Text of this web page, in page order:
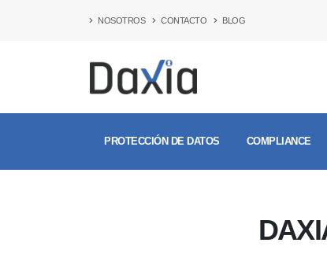
NOSOTROS CONTACTO BLOG
PROTECCIÓN DE DATOS COMPLIANCE